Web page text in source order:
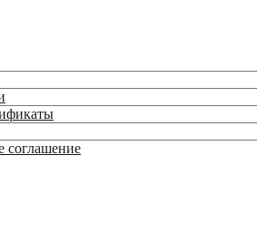
соглашение